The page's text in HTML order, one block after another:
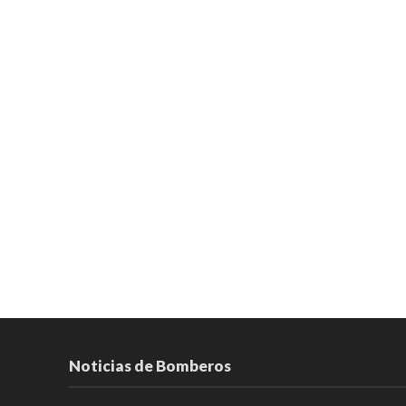
Noticias de Bomberos